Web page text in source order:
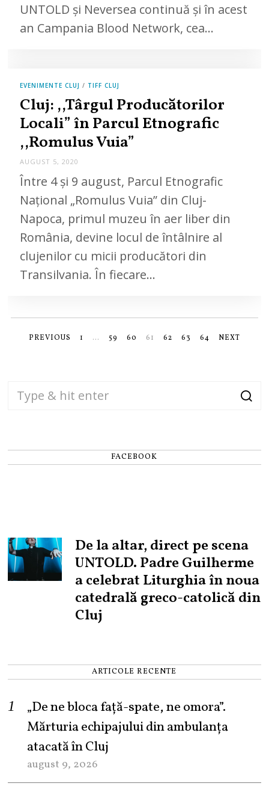
UNTOLD și Neversea continuă și în acest
an Campania Blood Network, cea…
EVENIMENTE CLUJ / TIFF CLUJ
Cluj: ,,Târgul Producătorilor
Locali” în Parcul Etnografic
,,Romulus Vuia”
AUGUST 5, 2020
Între 4 și 9 august, Parcul Etnografic
Naţional „Romulus Vuia” din Cluj-
Napoca, primul muzeu în aer liber din
România, devine locul de întâlnire al
clujenilor cu micii producători din
Transilvania. În fiecare…
PREVIOUS 1 … 59 60 61 62 63 64 NEXT
FACEBOOK
De la altar, direct pe scena
UNTOLD. Padre Guilherme
a celebrat Liturghia în noua
catedrală greco-catolică din
Cluj
ARTICOLE RECENTE
„De ne bloca față-spate, ne omora”.
Mărturia echipajului din ambulanța
atacată în Cluj
august 9, 2026